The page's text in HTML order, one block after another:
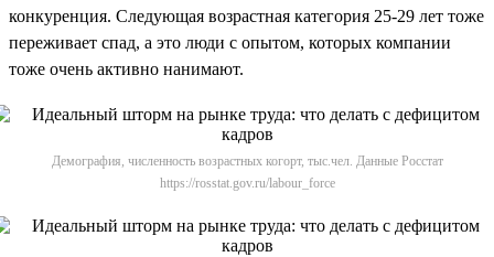
конкуренция. Следующая возрастная категория 25-29 лет тоже
переживает спад, а это люди с опытом, которых компании
тоже очень активно нанимают.
Демография, численность возрастных когорт, тыс.чел. Данные Росстат
https://rosstat.gov.ru/labour_force